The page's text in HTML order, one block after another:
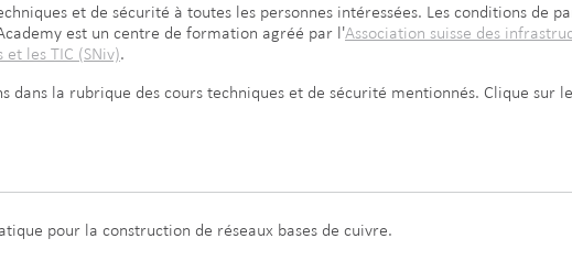
et de sécurité à toutes les personnes intéressées. Les conditions de
est un centre de formation agréé par l'Association suisse des
les TIC (SNiv).
dans la rubrique des cours techniques et de sécurité mentionnés. Clique sur
pour la construction de réseaux bases de cuivre.